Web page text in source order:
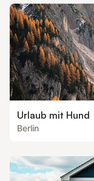
Urlaub mit Hund
Berlin